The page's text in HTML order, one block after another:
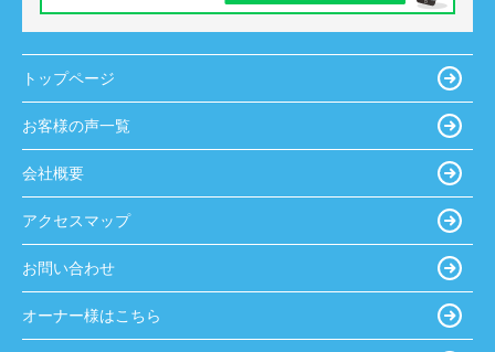
トップページ
お客様の声一覧
会社概要
アクセスマップ
お問い合わせ
オーナー様はこちら